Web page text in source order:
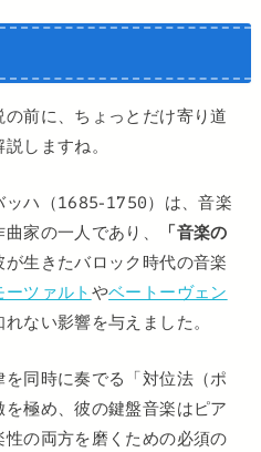
前に、ちょっとだけ寄り道
しますね。
ッハ（1685-1750）は、音楽
家の一人であり、
「音楽の
生きたバロック時代の音楽
ーツァルトやベートーヴェン
ない影響を与えました。
同時に奏でる「対位法（ポ
極め、彼の鍵盤音楽はピア
の両方を磨くための必須の